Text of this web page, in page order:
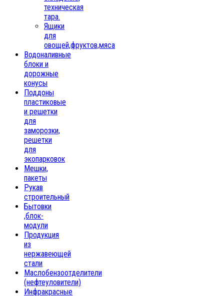
техническая
тара.
Ящики
для
овощей,фруктов,мяса
Водоналивные
блоки и
дорожные
конусы
Поддоны
пластиковые
и решетки
для
заморозки,
решетки
для
экопарковок
Мешки,
пакеты
Рукав
строительный
Бытовки
,блок-
модули
Продукция
из
нержавеющей
стали
Маслобензоотделители
(нефтеуловители)
Инфракрасные